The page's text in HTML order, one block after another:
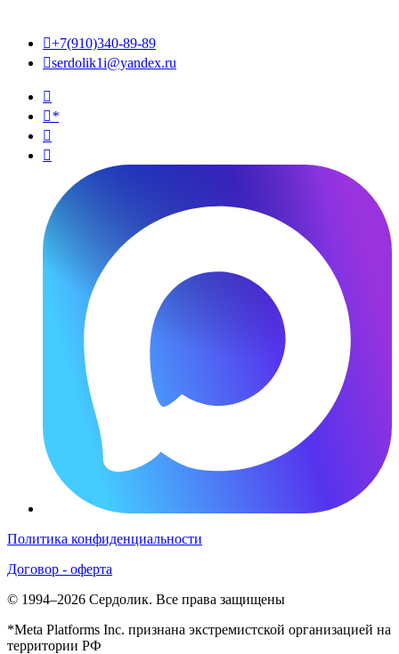
+7(910)340-89-89
serdolik1i@yandex.ru

*


Политика конфиденциальности
Договор - оферта
© 1994–2026 Сердолик. Все права защищены
*Meta Platforms Inc. признана экстремистской организацией на
территории РФ